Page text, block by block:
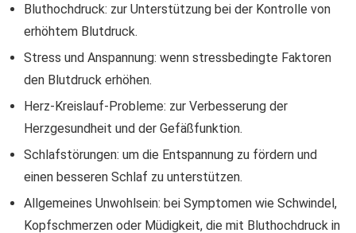
Bluthochdruck: zur Unterstützung bei der Kontrolle von
erhöhtem Blutdruck.
Stress und Anspannung: wenn stressbedingte Faktoren
den Blutdruck erhöhen.
Herz-Kreislauf-Probleme: zur Verbesserung der
Herzgesundheit und der Gefäßfunktion.
Schlafstörungen: um die Entspannung zu fördern und
einen besseren Schlaf zu unterstützen.
Allgemeines Unwohlsein: bei Symptomen wie Schwindel,
Kopfschmerzen oder Müdigkeit, die mit Bluthochdruck in